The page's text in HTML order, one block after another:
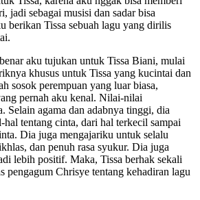
jadi sebagai musisi dan sadar bisa
berikan Tissa sebuah lagu yang dirilis
aku tujukan untuk Tissa Biani, mulai
khusus untuk Tissa yang kucintai dan
sosok perempuan yang luar biasa,
pernah aku kenal. Nilai-nilai
Selain agama dan adabnya tinggi, dia
tentang cinta, dari hal terkecil sampai
Dia juga mengajariku untuk selalu
dan penuh rasa syukur. Dia juga
lebih positif. Maka, Tissa berhak sekali
pengagum Chrisye tentang kehadiran lagu